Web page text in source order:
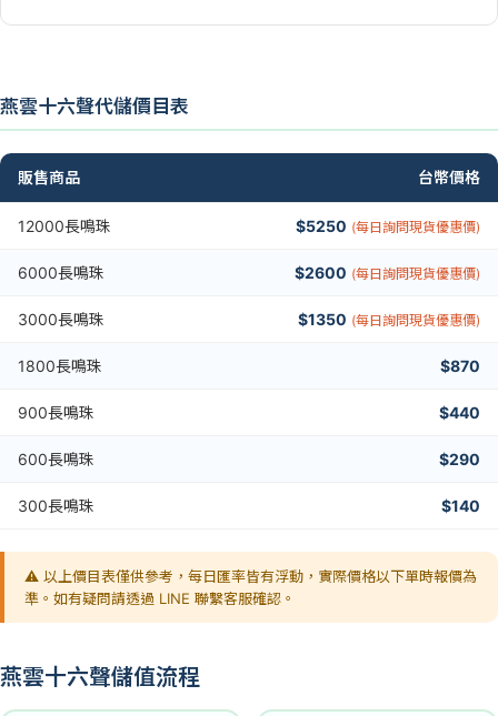
燕雲十六聲代儲價目表
販售商品 台幣價格
12000長鳴珠 $5250 (每日詢問現貨優惠價)
6000長鳴珠 $2600 (每日詢問現貨優惠價)
3000長鳴珠 $1350 (每日詢問現貨優惠價)
1800長鳴珠 $870
900長鳴珠 $440
600長鳴珠 $290
300長鳴珠 $140
⚠️ 以上價目表僅供參考，每日匯率皆有浮動，實際價格以下單時報價為
準。如有疑問請透過 LINE 聯繫客服確認。
燕雲十六聲儲值流程